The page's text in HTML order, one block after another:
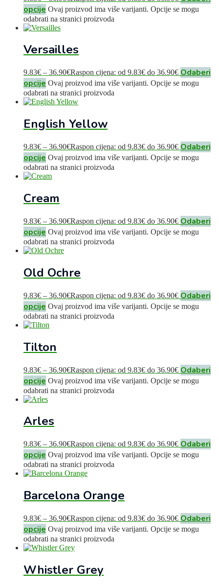
opcije Ovaj proizvod ima više varijanti. Opcije se mogu
odabrati na stranici proizvoda
Versailles
9.83€ – 36.90€Raspon cijena: od 9.83€ do 36.90€ Odaberi
opcije Ovaj proizvod ima više varijanti. Opcije se mogu
odabrati na stranici proizvoda
English Yellow
9.83€ – 36.90€Raspon cijena: od 9.83€ do 36.90€ Odaberi
opcije Ovaj proizvod ima više varijanti. Opcije se mogu
odabrati na stranici proizvoda
Cream
9.83€ – 36.90€Raspon cijena: od 9.83€ do 36.90€ Odaberi
opcije Ovaj proizvod ima više varijanti. Opcije se mogu
odabrati na stranici proizvoda
Old Ochre
9.83€ – 36.90€Raspon cijena: od 9.83€ do 36.90€ Odaberi
opcije Ovaj proizvod ima više varijanti. Opcije se mogu
odabrati na stranici proizvoda
Tilton
9.83€ – 36.90€Raspon cijena: od 9.83€ do 36.90€ Odaberi
opcije Ovaj proizvod ima više varijanti. Opcije se mogu
odabrati na stranici proizvoda
Arles
9.83€ – 36.90€Raspon cijena: od 9.83€ do 36.90€ Odaberi
opcije Ovaj proizvod ima više varijanti. Opcije se mogu
odabrati na stranici proizvoda
Barcelona Orange
9.83€ – 36.90€Raspon cijena: od 9.83€ do 36.90€ Odaberi
opcije Ovaj proizvod ima više varijanti. Opcije se mogu
odabrati na stranici proizvoda
Whistler Grey